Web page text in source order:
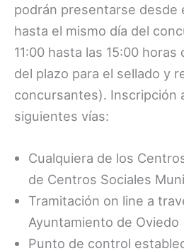
podrán presentarse desde
hasta el mismo día del
11:00 hasta las 15:00 horas
del plazo para el sellado y
concursantes). Inscripción
siguientes vías:
Cualquiera de los
de Centros Sociales
Tramitación on line a
Ayuntamiento de Oviedo
Punto de control